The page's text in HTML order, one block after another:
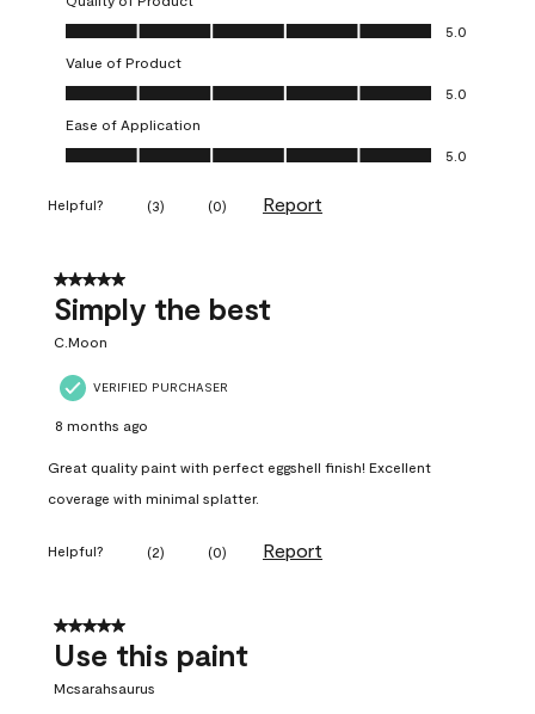
Quality of Product, 5.0 out of 5
5.0
Value of Product
Value of Product, 5.0 out of 5
5.0
Ease of Application
Ease of Application, 5.0 out of 5
5.0
Helpful? (3) (0) Report
5 out of 5 stars.
Simply the best
C.Moon
VERIFIED PURCHASER
8 months ago
Great quality paint with perfect eggshell finish! Excellent
coverage with minimal splatter.
Helpful? (2) (0) Report
5 out of 5 stars.
Use this paint
Mcsarahsaurus